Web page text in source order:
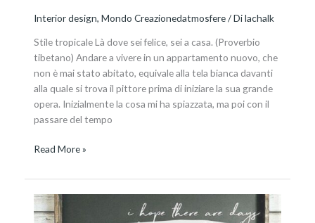
Interior design,Mondo Creazionedatmosfere/ Dilachalk
Stile tropicale Là dove sei felice, sei a casa. (Proverbio
tibetano) Andare a vivere in un appartamento nuovo, che
non è mai stato abitato, equivale alla tela bianca davanti
alla quale si trova il pittore prima di iniziare la sua grande
opera. Inizialmente la cosa mi ha spiazzata, ma poi con il
passare del tempo
Read More »
Non
solo